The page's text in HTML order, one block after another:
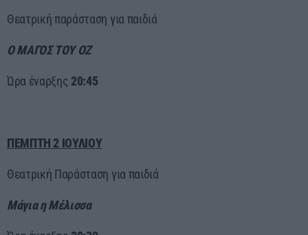
Θεατρική παράσταση για παιδιά
Ο ΜΑΓΟΣ ΤΟΥ ΟΖ
Ώρα έναρξης 20:45
ΠΕΜΠΤΗ 2 ΙΟΥΛΙΟΥ
Θεατρική Παράσταση για παιδιά
Μάγια η Μέλισσα